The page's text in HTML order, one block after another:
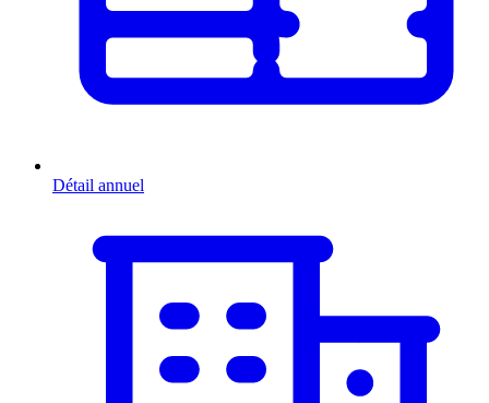
Détail annuel